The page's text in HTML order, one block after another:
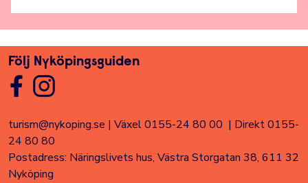
Följ Nyköpingsguiden
turism@nykoping.se | Växel 0155-24 80 00 | Direkt 0155-
24 80 80
Postadress: Näringslivets hus, Västra Storgatan 38, 611 32
Nyköping